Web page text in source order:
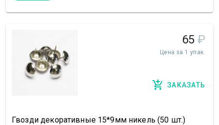
65 ₽
Цена за 1 упак.
ЗАКАЗАТЬ
Гвозди декоративные 15*9мм никель (50 шт.)